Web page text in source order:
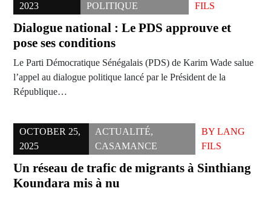
2023
POLITIQUE
FILS
Dialogue national : Le PDS approuve et
pose ses conditions
Le Parti Démocratique Sénégalais (PDS) de Karim Wade salue
l’appel au dialogue politique lancé par le Président de la
République…
OCTOBER 25,
2025
ACTUALITÉ,
CASAMANCE
BY LANG
FILS
Un réseau de trafic de migrants à Sinthiang
Koundara mis à nu